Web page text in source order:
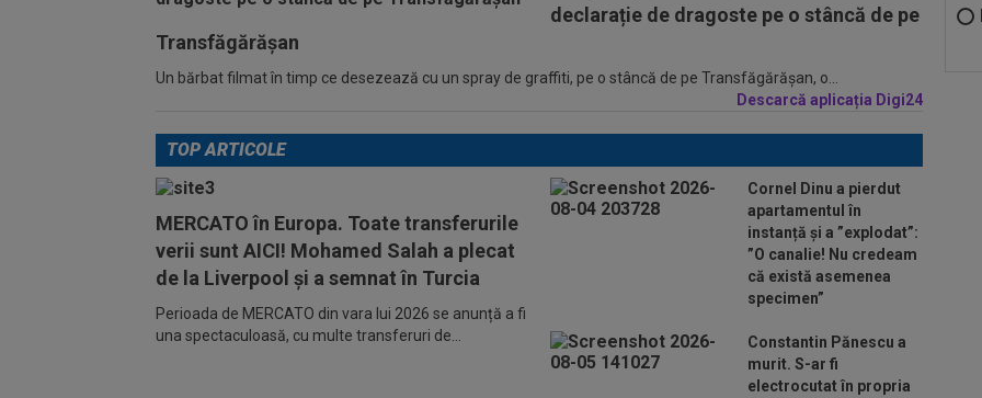
declarație de dragoste pe o stâncă de pe
Transfăgărășan
Un bărbat filmat în timp ce desezează cu un spray de graffiti, pe o stâncă de pe Transfăgărăşan, o...
Descarcă aplicația Digi24
TOP ARTICOLE
MERCATO în Europa. Toate transferurile
verii sunt AICI! Mohamed Salah a plecat
de la Liverpool și a semnat în Turcia
Perioada de MERCATO din vara lui 2026 se anunță a fi
una spectaculoasă, cu multe transferuri de...
Cornel Dinu a pierdut
apartamentul în
instanță și a ”explodat”:
”O canalie! Nu credeam
că există asemenea
specimen”
Constantin Pănescu a
murit. S-ar fi
electrocutat în propria